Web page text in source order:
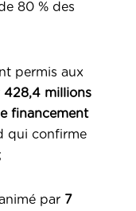
80 % des
permis aux
428,4 millions
financement
qui confirme
par 7